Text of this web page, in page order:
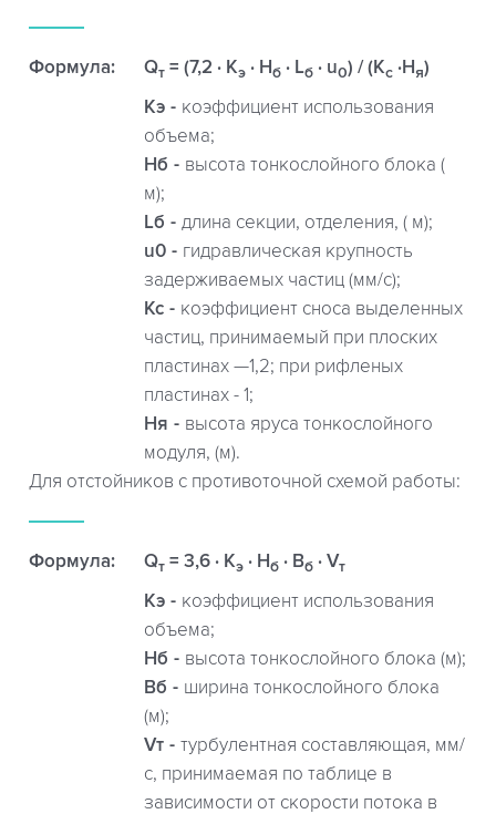
Формула: Qт = (7,2 · Kэ · Hб · Lб · u0) / (Kc ·Hя)
Кэ
коэффициент использования
объема;
Hб
высота тонкослойного блока (
м);
Lб
длина секции, отделения, ( м);
u0
гидравлическая крупность
задерживаемых частиц (мм/с);
Kc
коэффициент сноса выделенных
частиц, принимаемый при плоских
пластинах —1,2; при рифленых
пластинах - 1;
Hя
высота яруса тонкослойного
модуля, (м).
Для отстойников с противоточной схемой работы:
Формула: Qт = 3,6 · Kэ · Hб · Bб · Vт
Кэ
коэффициент использования
объема;
Hб
высота тонкослойного блока (м);
Bб
ширина тонкослойного блока
(м);
Vт
турбулентная составляющая, мм/
с, принимаемая по таблице в
зависимости от скорости потока в